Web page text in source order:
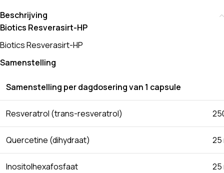
Beschrijving
Biotics Resverasirt-HP
Biotics Resverasirt-HP
Samenstelling
Samenstelling per dagdosering van 1 capsule
Resveratrol (trans-resveratrol)
Quercetine (dihydraat) 25
Inositolhexafosfaat 25